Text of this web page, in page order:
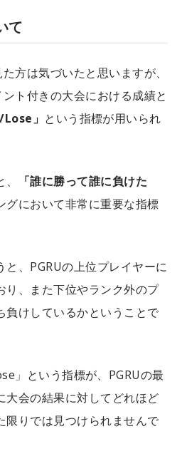
て
方は気づいたと思いますが、
ト付きの大会における成績と
」 という指標が用いられ
「誰に勝って誰に負けた
グにおいて非常に重要な指標
と、PGRUの上位プレイヤーに
り、また下位やランク外のプ
負けしているかということで
」という指標が、PGRUの最
大会の結果に対してどれほど
限りでは見つけられませんで